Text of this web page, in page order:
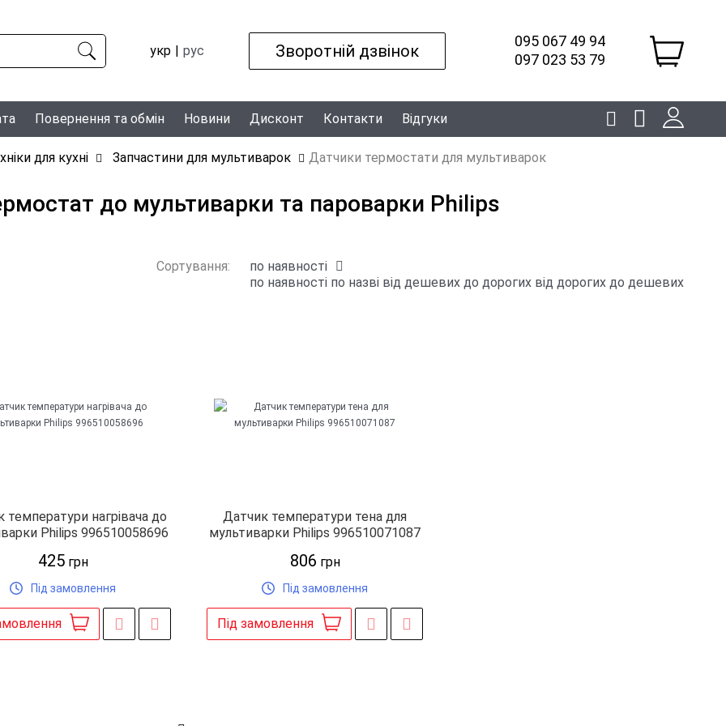
укр рус Зворотній дзвінок
095 067 49 94
097 023 53 79
Повернення та обмін Новини Дисконт Контакти Відгуки
для кухні Запчастини для мультиварок Датчики термостати для мультиварок
до мультиварки та пароварки Philips
Сортування:
по наявності
по наявності по назві від дешевих до дорогих від дорогих до дешевих
температури нагрівача до
Philips 996510058696
425грн
Під замовлення
Датчик температури тена для
мультиварки Philips 996510071087
806 грн
Під замовлення
Під замовлення